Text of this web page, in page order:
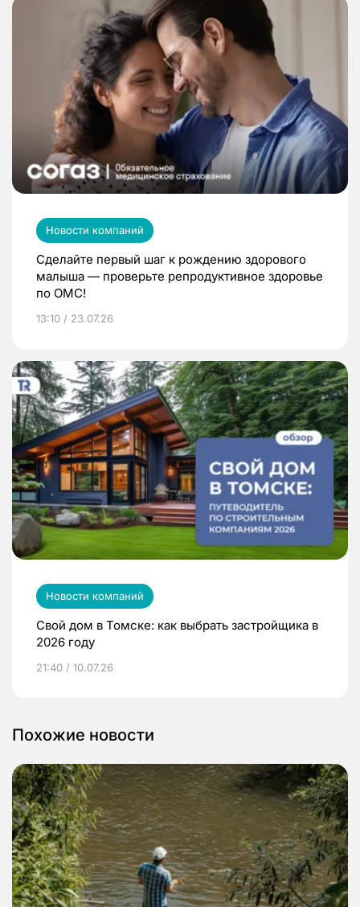
Новости компаний
Сделайте первый шаг к рождению здорового
малыша — проверьте репродуктивное здоровье
по ОМС!
13:10 / 23.07.26
Новости компаний
Свой дом в Томске: как выбрать застройщика в
2026 году
21:40 / 10.07.26
Похожие новости